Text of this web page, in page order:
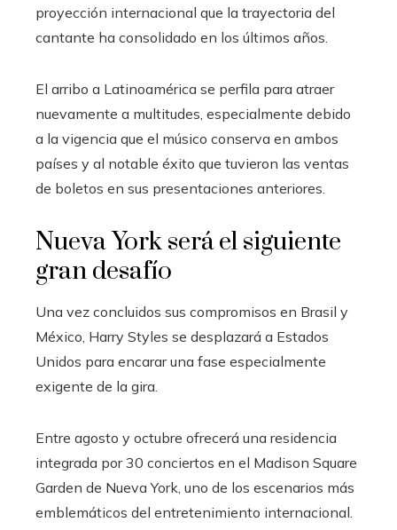
proyección internacional que la trayectoria del
cantante ha consolidado en los últimos años.
El arribo a Latinoamérica se perfila para atraer
nuevamente a multitudes, especialmente debido
a la vigencia que el músico conserva en ambos
países y al notable éxito que tuvieron las ventas
de boletos en sus presentaciones anteriores.
Nueva York será el siguiente
gran desafío
Una vez concluidos sus compromisos en Brasil y
México, Harry Styles se desplazará a Estados
Unidos para encarar una fase especialmente
exigente de la gira.
Entre agosto y octubre ofrecerá una residencia
integrada por 30 conciertos en el Madison Square
Garden de Nueva York, uno de los escenarios más
emblemáticos del entretenimiento internacional.